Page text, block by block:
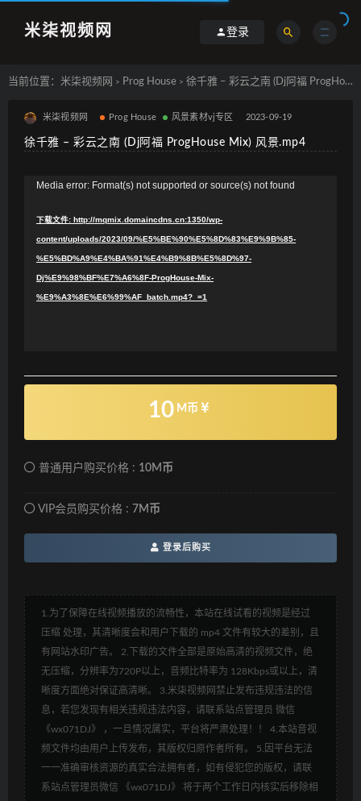
米柒视频网 登录
当前位置： 米柒视频网 > Prog House > 徐千雅 – 彩云之南 (Dj阿福 ProgHouse Mix) 风景.mp4
米柒视频网 Prog House 风景素材vj专区 2023-09-19
徐千雅 – 彩云之南 (Dj阿福 ProgHouse Mix) 风景.mp4
Media error: Format(s) not supported or source(s) not found
下载文件: http://mqmix.domaincdns.cn:1350/wp-
content/uploads/2023/09/%E5%BE%90%E5%8D%83%E9%9B%85-
%E5%BD%A9%E4%BA%91%E4%B9%8B%E5%8D%97-
Dj%E9%98%BF%E7%A6%8F-ProgHouse-Mix-
%E9%A3%8E%E6%99%AF_batch.mp4?_=1
10 M币
普通用户购买价格 : 10M币
VIP会员购买价格 : 7M币
登录后购买
1.为了保障在线视频播放的流畅性，本站在线试看的视频是经过
压缩 处理，其清晰度会和用户下载的 mp4 文件有较大的差别，且
有网站水印广告。 2.下载的文件全部是原始高清的视频文件，绝
无压缩，分辨率为720P以上，音频比特率为 128Kbps或以上，清
晰度方面绝对保证高清晰。 3.米柒视频网禁止发布违规违法的信
息，若您发现有相关违规违法内容，请联系站点管理员 微信
《wx071DJ》 ，一旦情况属实，平台将严肃处理！！ 4.本站音视
频文件均由用户上传发布，其版权归原作者所有。 5.因平台无法
一一准确审核资源的真实合法拥有者，如有侵犯您的版权，请联
系站点管理员微信 《wx071DJ》 将于两个工作日内核实后移除相